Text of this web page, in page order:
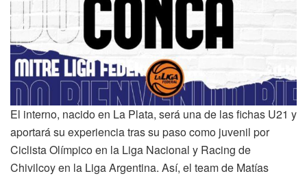
El interno, nacido en La Plata, será una de las fichas U21 y
aportará su experiencia tras su paso como juvenil por
Ciclista Olímpico en la Liga Nacional y Racing de
Chivilcoy en la Liga Argentina. Así, el team de Matías